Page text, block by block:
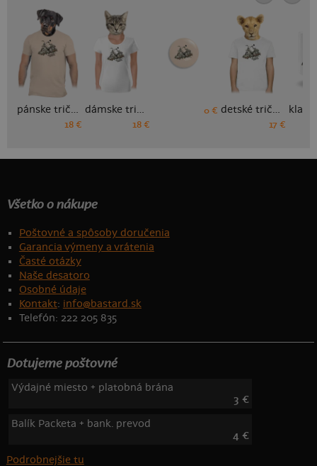
pánske tričko
18 €
dámske tričko
18 €
0 € detské tričko
17 €
Všetko o nákupe
Poštovné a spôsoby doručenia
Garancia výmeny a vrátenia
Časté otázky
Naše desatoro
Osobné údaje
Kontakt: info@bastard.sk
Telefón: 222 205 835
Dotujeme poštovné
Výdajné miesto + platobná brána
3 €
Balík Packeta + bank. prevod
4 €
Podrobnejšie tu